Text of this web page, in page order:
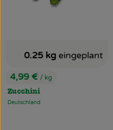
, Preis:
4,99 € / kg
Zucchini
, Herkunft:
Deutschland
0.25 kg eingeplant